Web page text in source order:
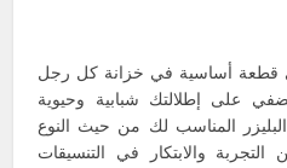
هي قطعة أساسية في خزانة كل رجل
على إطلالتك شبابية وحيوية
المناسب لك من حيث النوع
والابتكار في التنسيقات